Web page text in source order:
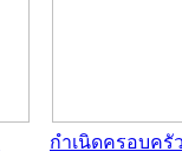
กำเนิดครอบครั